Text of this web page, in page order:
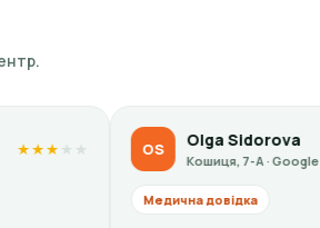
Olga Sidorova
Кошиця, 7-А · Google
★★